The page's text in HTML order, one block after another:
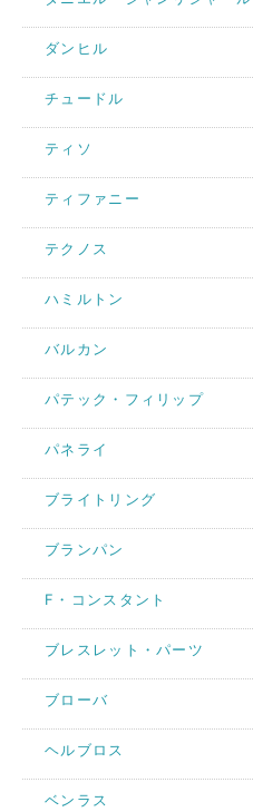
ダンヒル
チュードル
ティソ
ティファニー
テクノス
ハミルトン
バルカン
パテック・フィリップ
パネライ
ブライトリング
ブランパン
F・コンスタント
ブレスレット・パーツ
ブローバ
ヘルブロス
ベンラス